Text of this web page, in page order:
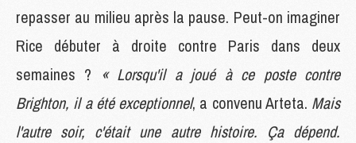
repasser au milieu après la pause. Peut-on imaginer
Rice débuter à droite contre Paris dans deux
semaines ? « Lorsqu'il a joué à ce poste contre
Brighton, il a été exceptionnel, a convenu Arteta. Mais
l'autre soir, c'était une autre histoire. Ça dépend.